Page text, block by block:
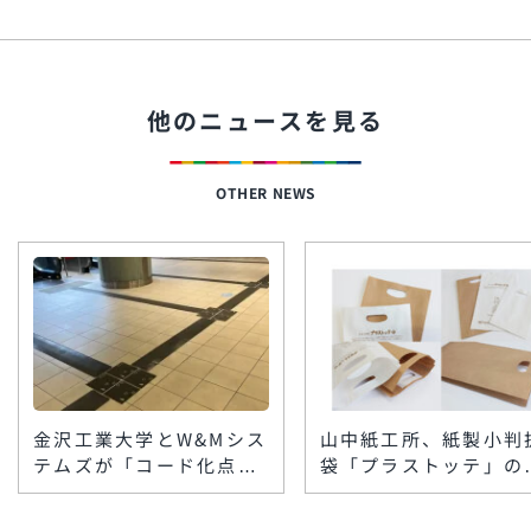
他のニュースを見る
OTHER NEWS
金沢工業大学とW&Mシス
テムズが「コード化点字
ブロック」を楽天地ビル
山中紙工所、紙製小判
袋「プラストッテ」の
格製造を開始 低コス